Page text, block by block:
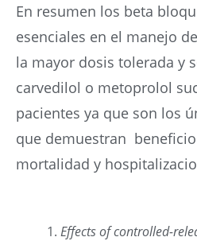
En resumen los beta
esenciales en el manejo
la mayor dosis tolerada y
carvedilol o metoprolol
pacientes ya que son los
que demuestran
mortalidad y
Effects of controlled-